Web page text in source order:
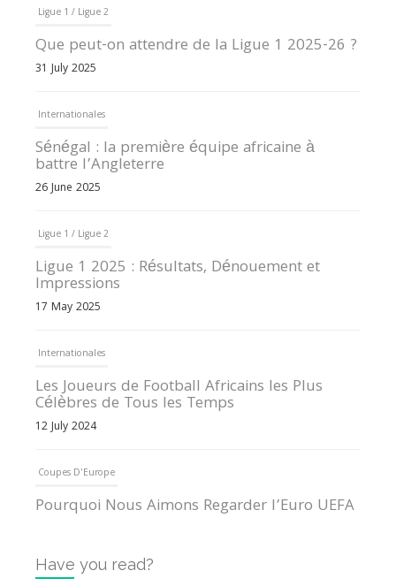
Ligue 1 / Ligue 2
Que peut-on attendre de la Ligue 1 2025-26 ?
31 July 2025
Internationales
Sénégal : la première équipe africaine à
battre l’Angleterre
26 June 2025
Ligue 1 / Ligue 2
Ligue 1 2025 : Résultats, Dénouement et
Impressions
17 May 2025
Internationales
Les Joueurs de Football Africains les Plus
Célèbres de Tous les Temps
12 July 2024
Coupes D'Europe
Pourquoi Nous Aimons Regarder l’Euro UEFA
Internationales
Have you read?